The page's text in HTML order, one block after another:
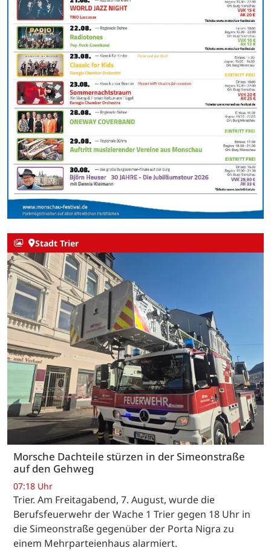
Stadt Trier
Morsche Dachteile stürzen in der Simeonstraße
auf den Gehweg
07:18 Uhr
Trier. Am Freitagabend, 7. August, wurde die
Berufsfeuerwehr der Wache 1 Trier gegen 18 Uhr in
die Simeonstraße gegenüber der Porta Nigra zu
einem Mehrparteienhaus alarmiert.